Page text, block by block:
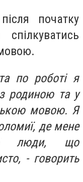
початку
по роботі я
родиною та у
мовою. Я
де мене
люди, що
- говорить